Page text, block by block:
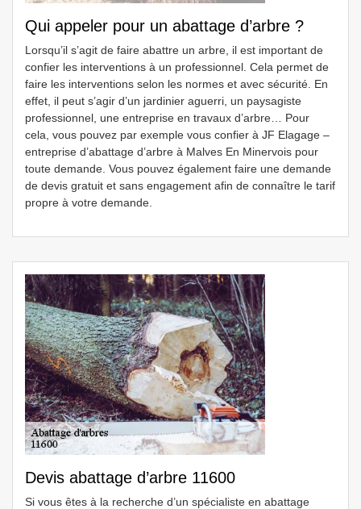
Qui appeler pour un abattage d’arbre ?
Lorsqu’il s’agit de faire abattre un arbre, il est important de
confier les interventions à un professionnel. Cela permet de
faire les interventions selon les normes et avec sécurité. En
effet, il peut s’agir d’un jardinier aguerri, un paysagiste
professionnel, une entreprise en travaux d’arbre… Pour
cela, vous pouvez par exemple vous confier à JF Elagage –
entreprise d’abattage d’arbre à Malves En Minervois pour
toute demande. Vous pouvez également faire une demande
de devis gratuit et sans engagement afin de connaître le tarif
propre à votre demande.
Devis abattage d’arbre 11600
Si vous êtes à la recherche d’un spécialiste en abattage